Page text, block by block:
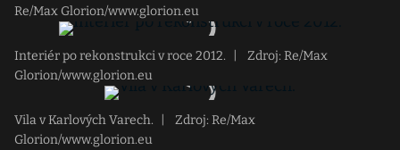
Re/Max Glorion/www.glorion.eu
Interiér po rekonstrukci v roce 2012.
Zdroj: Re/Max
Glorion/www.glorion.eu
Vila v Karlových Varech.
Zdroj: Re/Max
Glorion/www.glorion.eu